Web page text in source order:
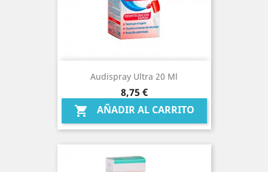
Audispray Ultra 20 Ml
Precio
8,75 €
 AÑADIR AL CARRITO